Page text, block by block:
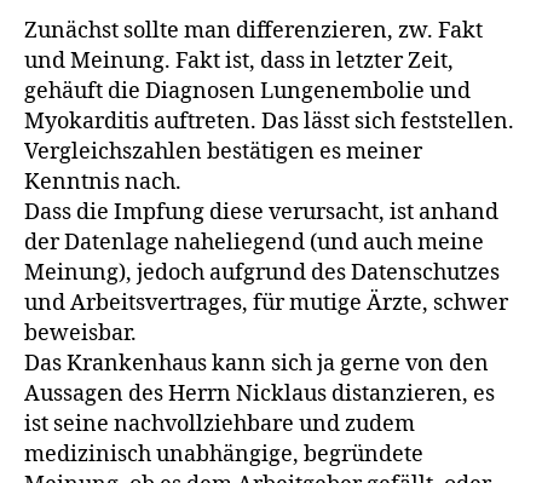
Zunächst sollte man differenzieren, zw. Fakt
und Meinung. Fakt ist, dass in letzter Zeit,
gehäuft die Diagnosen Lungenembolie und
Myokarditis auftreten. Das lässt sich feststellen.
Vergleichszahlen bestätigen es meiner
Kenntnis nach.
Dass die Impfung diese verursacht, ist anhand
der Datenlage naheliegend (und auch meine
Meinung), jedoch aufgrund des Datenschutzes
und Arbeitsvertrages, für mutige Ärzte, schwer
beweisbar.
Das Krankenhaus kann sich ja gerne von den
Aussagen des Herrn Nicklaus distanzieren, es
ist seine nachvollziehbare und zudem
medizinisch unabhängige, begründete